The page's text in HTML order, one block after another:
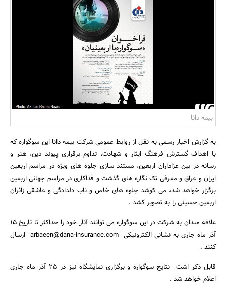
بیمه دانا
به گزارش اخبار رسمی به نقل از روابط عمومی شرکت بیمه دانا این سوگواره که
با اهداف گسترش فرهنگ ایثار و شهادت، تداوم برقراری پیوند دین، هنر و
رسانه در بین عزاداران اربعین، مستند سازی جلوه های ویژه در مراسم اربعین
ایران و عراق و معرفی تک نگاره های گذشت و فداکاری در مراسم جهانی اربعین
برگزار خواهد شد، می کوشد جلوه های خاص و ناب دلدادگی و عاشقی زائران
اربعین حسینی را به تصویر کشد .
علاقه مندان به شرکت در این سوگواره می توانند آثار خود را حداکثر تا تاریخ 15
آذر ماه جاری به نشانی الکترونیکی arbaeen@dana-insurance.com ارسال
کنند .
قابل ذکر اشت نتایج سوگواره و برگزاری نمایشگاه نیز در 25 آذر ماه جاری
اعلام خواهد شد .